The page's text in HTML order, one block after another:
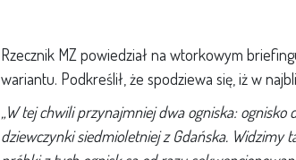
Rzecznik MZ powiedział na wtorkowym
wariantu. Podkreślił, że spodziewa się, iż w
„W tej chwili przynajmniej dwa ogniska:
dziewczynki siedmioletniej z Gdańska. Widzimy